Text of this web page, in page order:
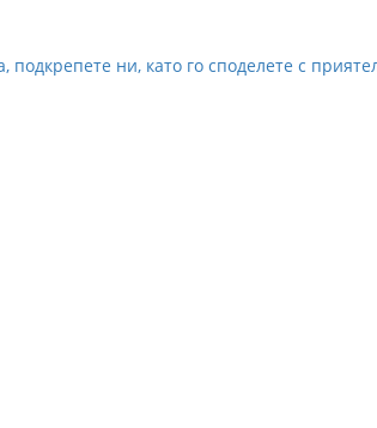
подкрепете ни, като го споделете с